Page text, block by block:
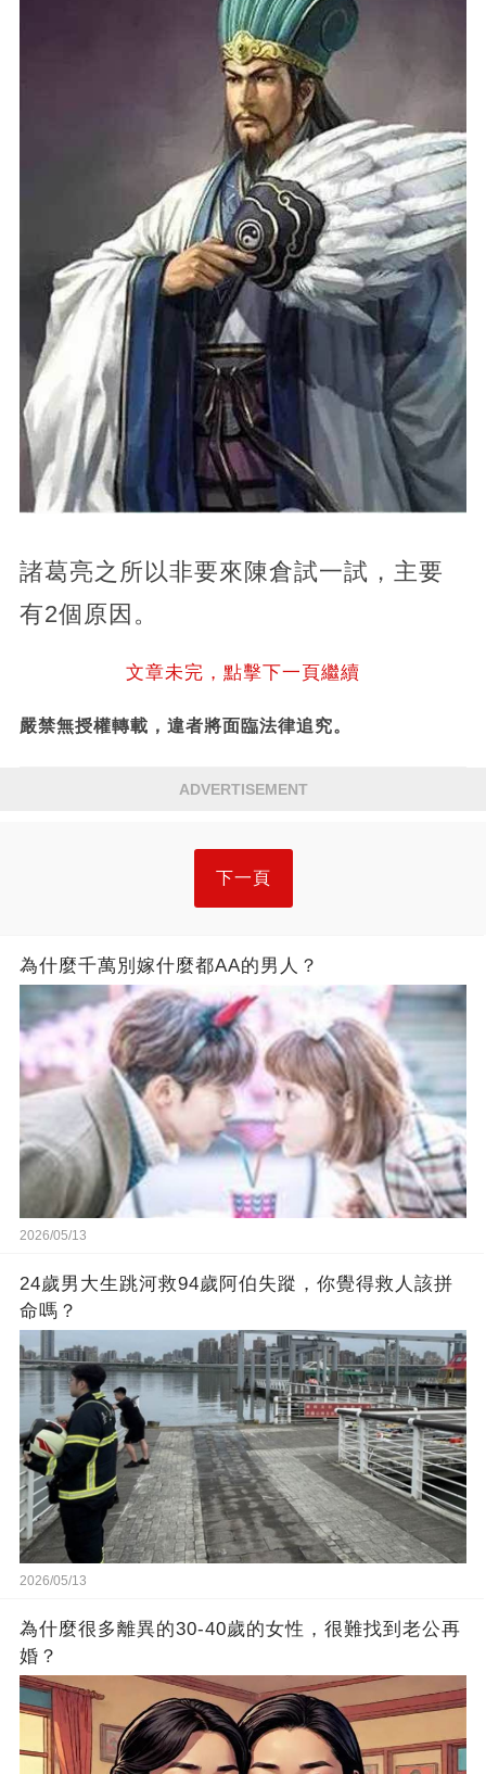
諸葛亮之所以非要來陳倉試一試，主要
有2個原因。
文章未完，點擊下一頁繼續
嚴禁無授權轉載，違者將面臨法律追究。
ADVERTISEMENT
下一頁
為什麼千萬別嫁什麼都AA的男人？
2026/05/13
24歲男大生跳河救94歲阿伯失蹤，你覺得救人該拼
命嗎？
2026/05/13
為什麼很多離異的30-40歲的女性，很難找到老公再
婚？